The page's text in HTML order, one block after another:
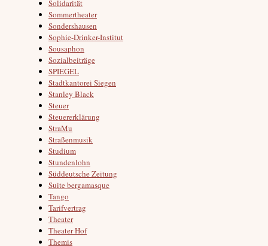
Solidarität
Sommertheater
Sondershausen
Sophie-Drinker-Institut
Sousaphon
Sozialbeiträge
SPIEGEL
Stadtkantorei Siegen
Stanley Black
Steuer
Steuererklärung
StraMu
Straßenmusik
Studium
Stundenlohn
Süddeutsche Zeitung
Suite bergamasque
Tango
Tarifvertrag
Theater
Theater Hof
Themis